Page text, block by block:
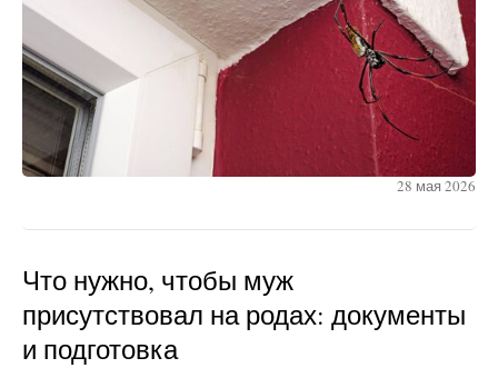
28 мая 2026
Что нужно, чтобы муж
присутствовал на родах: документы
и подготовка